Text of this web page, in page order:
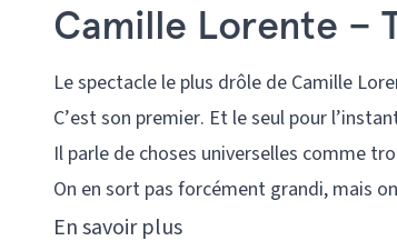
Camille Lorente –
Le spectacle le plus drôle de Camille
C’est son premier. Et le seul pour
Il parle de choses universelles comme
On en sort pas forcément grandi, mais
En savoir plus